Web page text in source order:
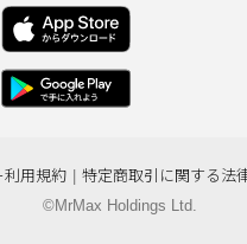
利用規約 特定商取引に関する法
©MrMax Holdings Ltd.